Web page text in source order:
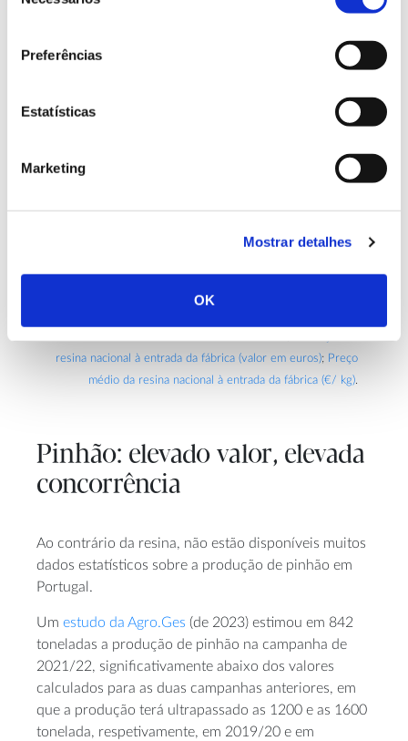
Preferências
Estatísticas
Marketing
Mostrar detalhes
OK
resina nacional à entrada da fábrica (valor em euros); Preço
médio da resina nacional à entrada da fábrica (€/ kg).
Pinhão: elevado valor, elevada
concorrência
Ao contrário da resina, não estão disponíveis muitos
dados estatísticos sobre a produção de pinhão em
Portugal.
Um estudo da Agro.Ges (de 2023) estimou em 842
toneladas a produção de pinhão na campanha de
2021/22, significativamente abaixo dos valores
calculados para as duas campanhas anteriores, em
que a produção terá ultrapassado as 1200 e as 1600
tonelada, respetivamente, em 2019/20 e em